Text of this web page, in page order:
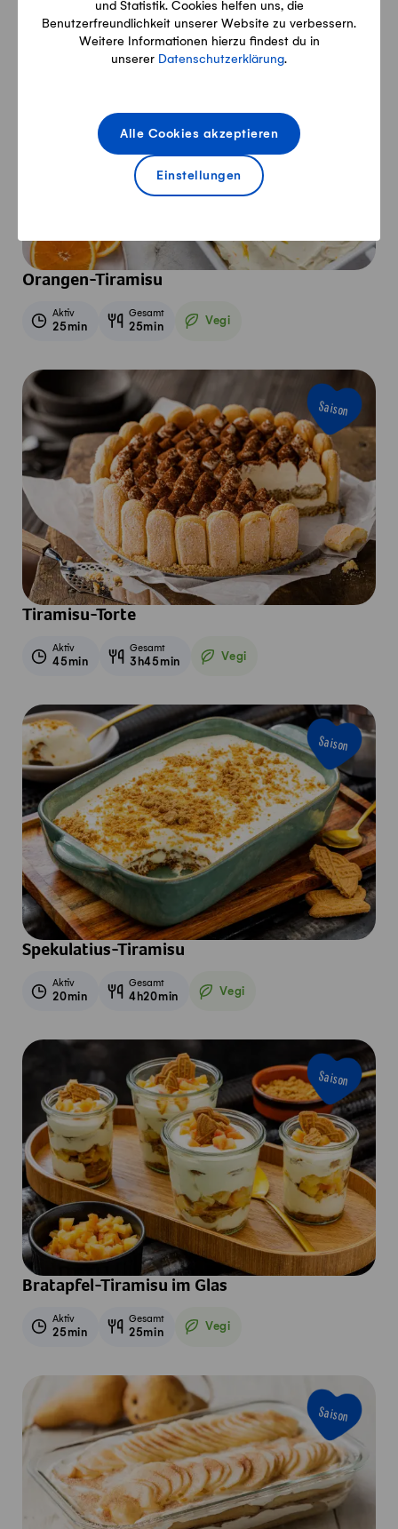
und Statistik. Cookies helfen uns, die
Benutzerfreundlichkeit unserer Website zu verbessern.
Weitere Informationen hierzu findest du in
unserer Datenschutzerklärung.
Einstellungen
Alle Cookies akzeptieren
Orangen-Tiramisu
Aktiv
25min
Gesamt
25min Vegi
Vegetarisch
Saison
Tiramisu-Torte
Aktiv
45min
Gesamt
3h45min Vegi
Vegetarisch
Saison
Spekulatius-Tiramisu
Aktiv
20min
Gesamt
4h20min Vegi
Vegetarisch
Saison
Bratapfel-Tiramisu im Glas
Aktiv
25min
Gesamt
25min Vegi
Vegetarisch
Saison